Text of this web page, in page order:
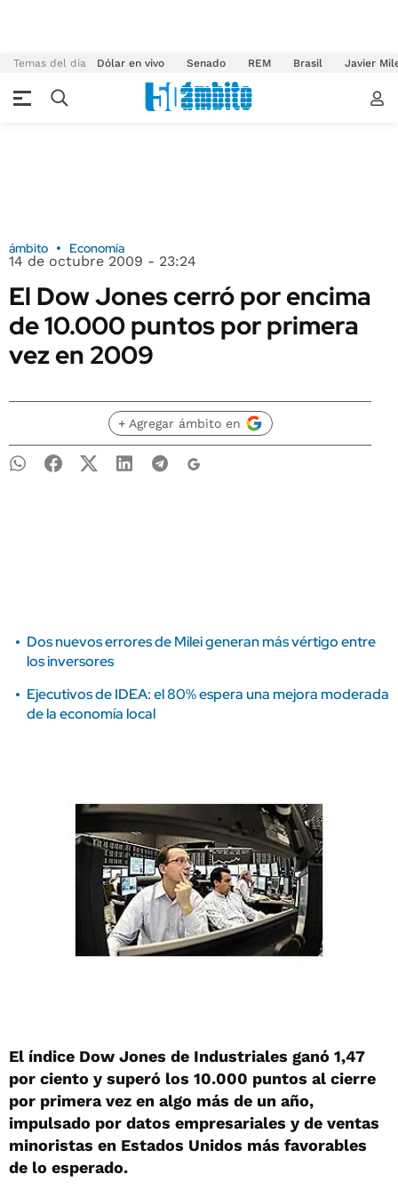
Temas del día Dólar en vivo Senado REM Brasil Javier
ámbito Economía
14 de octubre 2009 - 23:24
El Dow Jones cerró por encima
de 10.000 puntos por primera
vez en 2009
+ Agregar ámbito en
Dos nuevos errores de Milei generan más vértigo entre
los inversores
Ejecutivos de IDEA: el 80% espera una mejora moderada
de la economía local
El índice Dow Jones de Industriales ganó 1,47
por ciento y superó los 10.000 puntos al cierre
por primera vez en algo más de un año,
impulsado por datos empresariales y de ventas
minoristas en Estados Unidos más favorables
de lo esperado.